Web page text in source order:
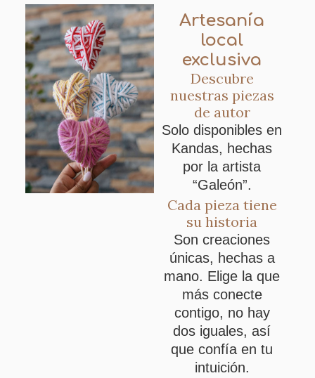
Artesanía
local
exclusiva
Descubre
nuestras piezas
de autor
Solo disponibles en
Kandas, hechas
por la artista
“Galeón”.
Cada pieza tiene
su historia
Son creaciones
únicas, hechas a
mano. Elige la que
más conecte
contigo, no hay
dos iguales, así
que confía en tu
intuición.